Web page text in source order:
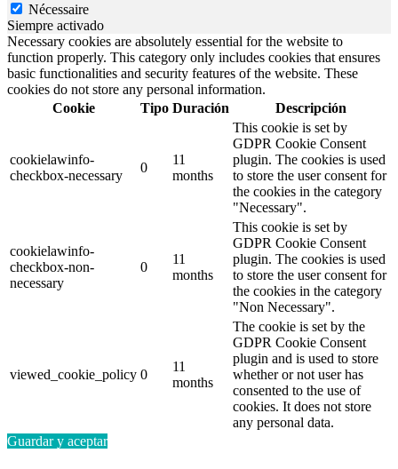
Nécessaire
Siempre activado
Necessary cookies are absolutely essential for the website to
function properly. This category only includes cookies that ensures
basic functionalities and security features of the website. These
cookies do not store any personal information.
Cookie
Tipo Duración Descripción
cookielawinfo-
checkbox-necessary
0
11
months
This cookie is set by
GDPR Cookie Consent
plugin. The cookies is used
to store the user consent for
the cookies in the category
"Necessary".
cookielawinfo-
checkbox-non-
necessary
0
11
months
This cookie is set by
GDPR Cookie Consent
plugin. The cookies is used
to store the user consent for
the cookies in the category
"Non Necessary".
viewed_cookie_policy 0
11
months
The cookie is set by the
GDPR Cookie Consent
plugin and is used to store
whether or not user has
consented to the use of
cookies. It does not store
any personal data.
Guardar y aceptar